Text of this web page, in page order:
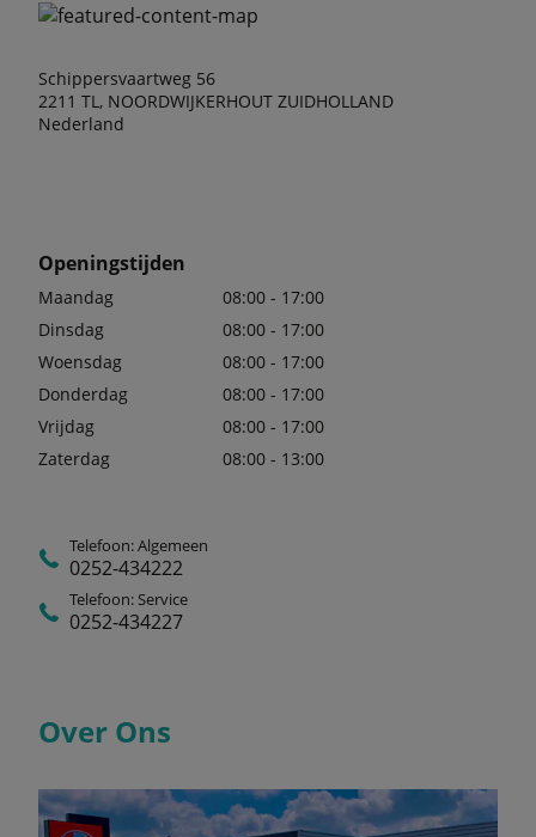
Schippersvaartweg 56
2211 TL, NOORDWIJKERHOUT ZUIDHOLLAND
Nederland
Openingstijden
Maandag
08:00 - 17:00
Dinsdag
08:00 - 17:00
Woensdag
08:00 - 17:00
Donderdag
08:00 - 17:00
Vrijdag
08:00 - 17:00
Zaterdag
08:00 - 13:00
Telefoon: Algemeen
0252-434222
Telefoon: Service
0252-434227
Over Ons